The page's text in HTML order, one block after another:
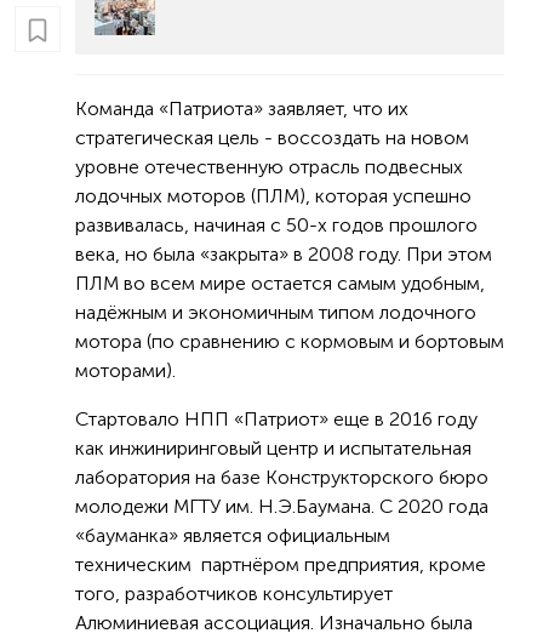
Команда «Патриота» заявляет, что их
стратегическая цель - воссоздать на новом
уровне отечественную отрасль подвесных
лодочных моторов (ПЛМ), которая успешно
развивалась, начиная с 50-х годов прошлого
века, но была «закрыта» в 2008 году. При этом
ПЛМ во всем мире остается самым удобным,
надёжным и экономичным типом лодочного
мотора (по сравнению с кормовым и бортовым
моторами).
Стартовало НПП «Патриот» еще в 2016 году
как инжиниринговый центр и испытательная
лаборатория на базе Конструкторского бюро
молодежи МГТУ им. Н.Э.Баумана. С 2020 года
«бауманка» является официальным
техническим партнёром предприятия, кроме
того, разработчиков консультирует
Алюминиевая ассоциация. Изначально была